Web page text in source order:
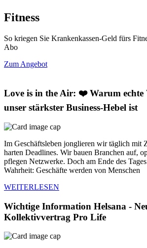
Fitness
So kriegen Sie Krankenkassen-Geld fürs
Abo
Zum Angebot
Love is in the Air: ❤️ Warum echte
unser stärkster Business-Hebel ist
Im Geschäftsleben jonglieren wir täglich mit
harten Deadlines. Wir bauen Branchen auf,
pflegen Netzwerke. Doch am Ende des
Wahrheit: Geschäfte werden von Menschen
WEITERLESEN
Wichtige Information Helsana -
Kollektivvertrag Pro Life